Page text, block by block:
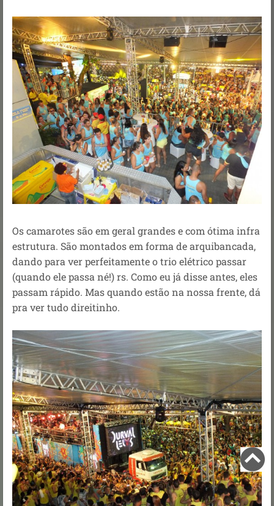
Os camarotes são em geral grandes e com ótima infra
estrutura. São montados em forma de arquibancada,
dando para ver perfeitamente o trio elétrico passar
(quando ele passa né!) rs. Como eu já disse antes, eles
passam rápido. Mas quando estão na nossa frente, dá
pra ver tudo direitinho.